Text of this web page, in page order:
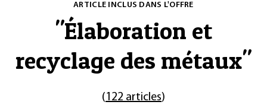
ARTICLE INCLUS DANS L'OFFRE
"Élaboration et
recyclage des métaux"
(122 articles)